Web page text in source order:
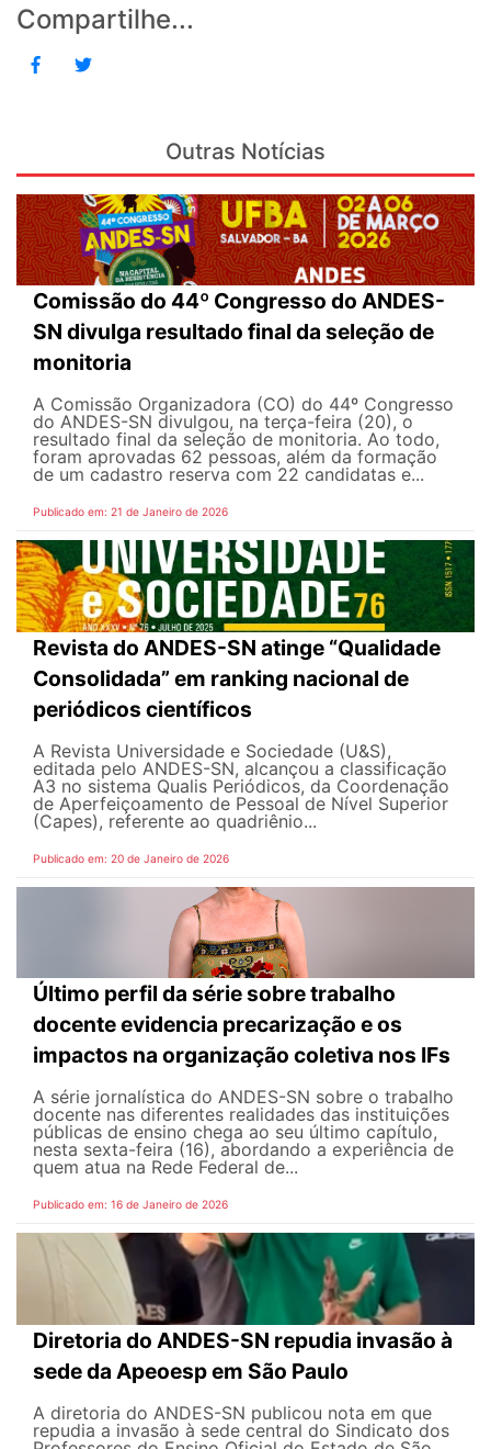
Compartilhe...
Outras Notícias
Comissão do 44º Congresso do ANDES-
SN divulga resultado final da seleção de
monitoria
A Comissão Organizadora (CO) do 44º Congresso
do ANDES-SN divulgou, na terça-feira (20), o
resultado final da seleção de monitoria. Ao todo,
foram aprovadas 62 pessoas, além da formação
de um cadastro reserva com 22 candidatas e...
Publicado em: 21 de Janeiro de 2026
Revista do ANDES-SN atinge “Qualidade
Consolidada” em ranking nacional de
periódicos científicos
A Revista Universidade e Sociedade (U&S),
editada pelo ANDES-SN, alcançou a classificação
A3 no sistema Qualis Periódicos, da Coordenação
de Aperfeiçoamento de Pessoal de Nível Superior
(Capes), referente ao quadriênio...
Publicado em: 20 de Janeiro de 2026
Último perfil da série sobre trabalho
docente evidencia precarização e os
impactos na organização coletiva nos IFs
A série jornalística do ANDES-SN sobre o trabalho
docente nas diferentes realidades das instituições
públicas de ensino chega ao seu último capítulo,
nesta sexta-feira (16), abordando a experiência de
quem atua na Rede Federal de...
Publicado em: 16 de Janeiro de 2026
Diretoria do ANDES-SN repudia invasão à
sede da Apeoesp em São Paulo
A diretoria do ANDES-SN publicou nota em que
repudia a invasão à sede central do Sindicato dos